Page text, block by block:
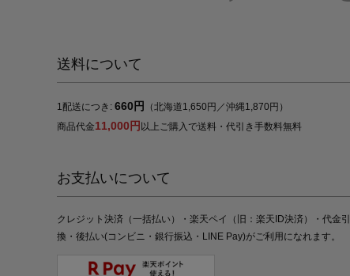
送料について
1配送につき: 660円
（北海道1,650円／沖縄1,870円）
商品代金11,000円 以上ご購入で送料・代引き手数料無料
お支払いについて
クレジット決済（一括払い）・楽天ペイ（旧：楽天ID決済）・代金引
換・後払い(コンビニ・銀行振込・LINE Pay)がご利用になれます。